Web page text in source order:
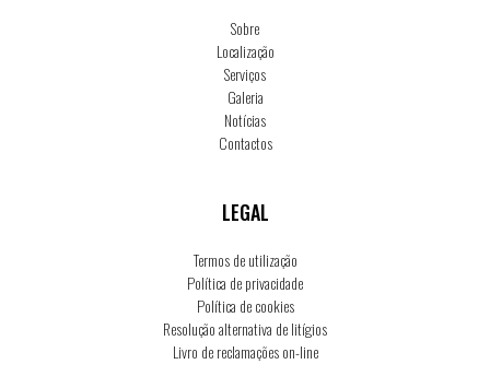
Sobre
Localização
Serviços
Galeria
Notícias
Contactos
LEGAL
Termos de utilização
Política de privacidade
Política de cookies
Resolução alternativa de litígios
Livro de reclamações on-line